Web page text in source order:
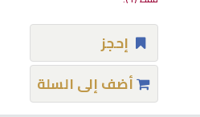
إحجز
أضف إلى السلة